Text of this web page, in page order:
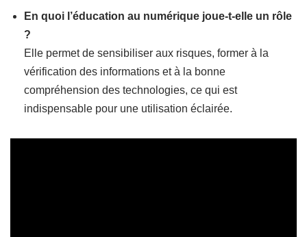
En quoi l’éducation au numérique joue-t-elle un rôle
?
Elle permet de sensibiliser aux risques, former à la
vérification des informations et à la bonne
compréhension des technologies, ce qui est
indispensable pour une utilisation éclairée.